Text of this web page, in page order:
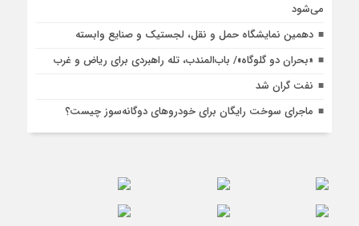
می‌شود
دهمین نمایشگاه حمل و نقل، لجستیک و صنایع وابسته
«بحران دو گلوگاه»/ باب‌المندب، تله راهبردی برای ریاض و غرب
نفت گران شد
ماجرای سوخت رایگان برای خودروهای دوگانه‌سوز چیست؟